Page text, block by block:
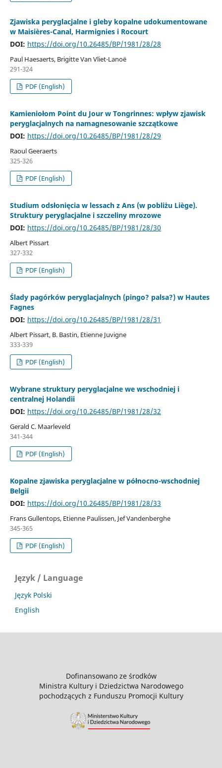
Zjawiska peryglacjalne i gleby kopalne udokumentowane
w Maisières-Canal, Harmignies i Rocourt
DOI: https://doi.org/10.26485/BP/1981/28/28
Paul Haesaerts, Brigitte Van Vliet-Lanoë
291-324
PDF (English)
Kamieniołom Point du Jour w Tongrinnes: wpływ zjawisk
peryglacjalnych na namagnesowanie szczątkowe
DOI: https://doi.org/10.26485/BP/1981/28/29
Raoul Geeraerts
325-326
PDF (English)
Studium odsłonięcia w lessach z Ans (w pobliżu Liège).
Struktury peryglacjalne i szczeliny mrozowe
DOI: https://doi.org/10.26485/BP/1981/28/30
Albert Pissart
327-332
PDF (English)
Ślady pagórków peryglacjalnych (pingo? palsa?) w Hautes
Fagnes
DOI: https://doi.org/10.26485/BP/1981/28/31
Albert Pissart, B. Bastin, Etienne Juvigne
333-339
PDF (English)
Wybrane struktury peryglacjalne we wschodniej i
centralnej Holandii
DOI: https://doi.org/10.26485/BP/1981/28/32
Gerald C. Maarleveld
341-344
PDF (English)
Kopalne zjawiska peryglacjalne w północno-wschodniej
Belgii
DOI: https://doi.org/10.26485/BP/1981/28/33
Frans Gullentops, Etienne Paulissen, Jef Vandenberghe
345-365
PDF (English)
Język / Language
Język Polski
English
Dofinansowano ze środków
Ministra Kultury i Dziedzictwa Narodowego
pochodzących z Funduszu Promocji Kultury